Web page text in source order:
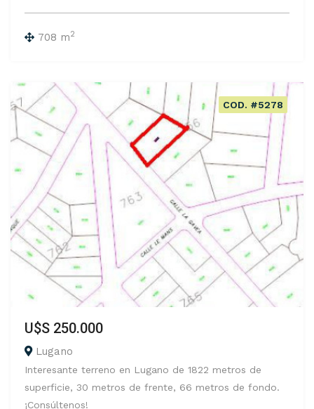
708 m2
COD. #5278
U$S 250.000
Lugano
Interesante terreno en Lugano de 1822 metros de
superficie, 30 metros de frente, 66 metros de fondo.
¡Consúltenos!